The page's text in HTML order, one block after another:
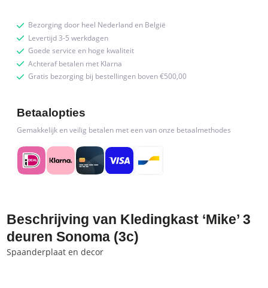
Bezorging door heel Nederland en België
Levertijd 3-5 werkdagen
Goede service en hoge kwaliteit
Achteraf betalen met Klarna
Gratis bezorging bij bestellingen boven €500,00
Betaalopties
Gemakkelijk en veilig betalen met een van onze betaalmethodes
Beschrijving van Kledingkast ‘Mike’ 3
deuren Sonoma (3c)
Spaanderplaat en decor